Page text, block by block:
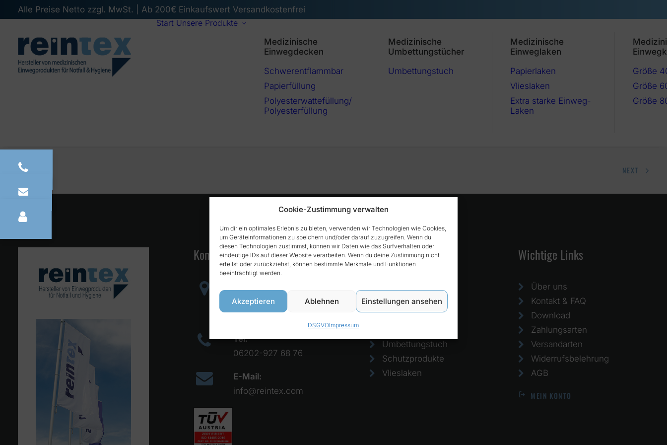
Cookie-Zustimmung verwalten
Um dir ein optimales Erlebnis zu bieten, verwenden wir Technologien wie Cookies,
um Geräteinformationen zu speichern und/oder darauf zuzugreifen. Wenn du
diesen Technologien zustimmst, können wir Daten wie das Surfverhalten oder
eindeutige IDs auf dieser Website verarbeiten. Wenn du deine Zustimmung nicht
erteilst oder zurückziehst, können bestimmte Merkmale und Funktionen
beeinträchtigt werden.
Akzeptieren Ablehnen Einstellungen ansehen
DSGVOImpressum
Alle Preise Netto zzgl. MwSt. | Ab 200€ Einkaufswert Versandkostenfrei
Start Unsere Produkte
Medizinische
Einwegdecken
Schwerentflammbar
Papierfüllung
Polyesterwattefüllung/
Polyesterfüllung
Medizinische
Umbettungstücher
Umbettungstuch
Medizinische
Einweglaken
Papierlaken
Vlieslaken
Extra starke Einweg-
Laken
Größe
Größe
Größe
NEXT
Kontakt
Anhalter Str. 15
68775 Ketsch
Tel:
06202-927 68 76
E-Mail:
info@reintex.com
Produkte
Einmalkissen
Einweglaken
Umbettungstuch
Schutzprodukte
Vlieslaken
Wichtige Links
Über uns
Kontakt & FAQ
Download
Zahlungsarten
Versandarten
Widerrufsbelehrung
AGB
MEIN KONTO